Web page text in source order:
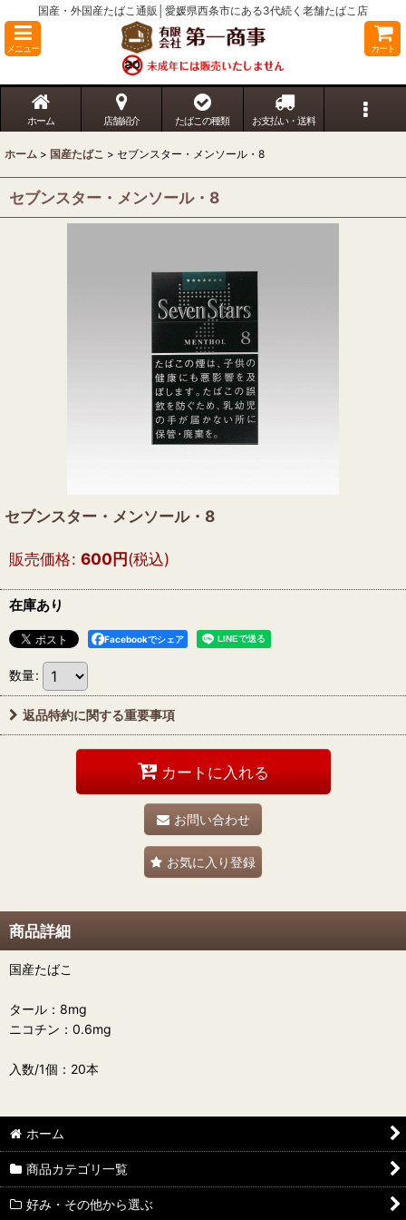
国産・外国産たばこ通販│愛媛県西条市にある3代続く老舗たばこ店
メニュー カート
ホーム 店舗紹介 たばこの種類 お支払い・送料
ホーム > 国産たばこ > セブンスター・メンソール・8
セブンスター・メンソール・8
セブンスター・メンソール・8
販売価格: 600円(税込)
在庫あり
Facebookでシェア
数量:
返品特約に関する重要事項
カートに入れる
お問い合わせ
お気に入り登録
商品詳細
国産たばこ
タール：8mg
ニコチン：0.6mg
入数/1個：20本
ホーム
商品カテゴリ一覧
好み・その他から選ぶ